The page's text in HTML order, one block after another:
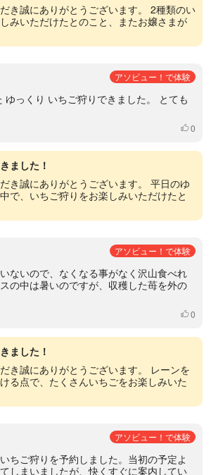
き誠にありがとうございます。 2種類のい
みいただけたとのこと、またお嬢さまが
アソビュー！で体験
ゆっくり いちご狩りできました。 とても
いいね
0
ました！
き誠にありがとうございます。 平日のゆ
で、いちご狩りをお楽しみいただけたと
アソビュー！で体験
ないので、なくなる事がなく沢山食べれ
の中は暑いのですが、収穫した苺を外の
いいね
0
ました！
き誠にありがとうございます。 レーンを
る点で、たくさんいちごをお楽しみいた
アソビュー！で体験
ちご狩りを予約しました。当初の予定よ
しまいましたが、快くすぐに案内してい